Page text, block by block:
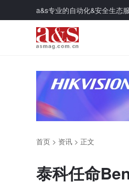
a&s专业的自动化&安全生态
首页 > 资讯 > 正文
泰科任命